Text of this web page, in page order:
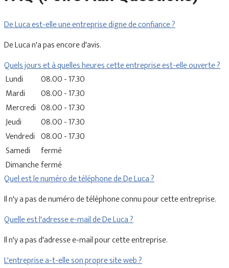
De Luca est-elle une entreprise digne de confiance ?
De Luca n'a pas encore d'avis.
Quels jours et à quelles heures cette entreprise est-elle ouverte ?
Lundi
08.00 - 17.30
Mardi
08.00 - 17.30
Mercredi 08.00 - 17.30
Jeudi
08.00 - 17.30
Vendredi 08.00 - 17.30
Samedi
fermé
Dimanchefermé
Quel est le numéro de téléphone de De Luca ?
Il n'y a pas de numéro de téléphone connu pour cette entreprise.
Quelle est l'adresse e-mail de De Luca ?
Il n'y a pas d'adresse e-mail pour cette entreprise.
L'entreprise a-t-elle son propre site web ?